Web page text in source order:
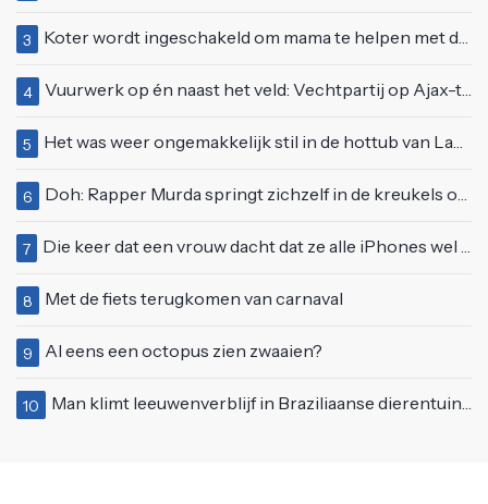
3 Koter wordt ingeschakeld om mama te helpen met de perfecte vakantiefoto te maken
4 Vuurwerk op én naast het veld: Vechtpartij op Ajax-tribune tussen supporters en stewards
5 Het was weer ongemakkelijk stil in de hottub van Lang Leve de Liefde
6 Doh: Rapper Murda springt zichzelf in de kreukels op het Moonstar Festival
7 Die keer dat een vrouw dacht dat ze alle iPhones wel op kon kopen
8 Met de fiets terugkomen van carnaval
9 Al eens een octopus zien zwaaien?
10 Man klimt leeuwenverblijf in Braziliaanse dierentuin en overleeft het niet